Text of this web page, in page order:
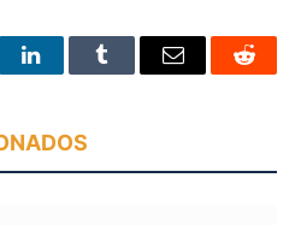
LinkedInTumblr Email Reddit